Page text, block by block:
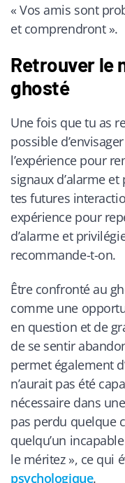
« Vos amis sont
et comprendront ».
Retrouver le
ghosté
Une fois que tu as
possible
l’expérience pour
signaux d’alarme
tes futures
expérience pour
d’alarme et
recommande-t-on.
Être confronté au
comme une
en question et de
de se sentir
permet également
n’aurait pas été
nécessaire dans
pas perdu quelque
quelqu’un
le méritez », ce qui
psychologique.